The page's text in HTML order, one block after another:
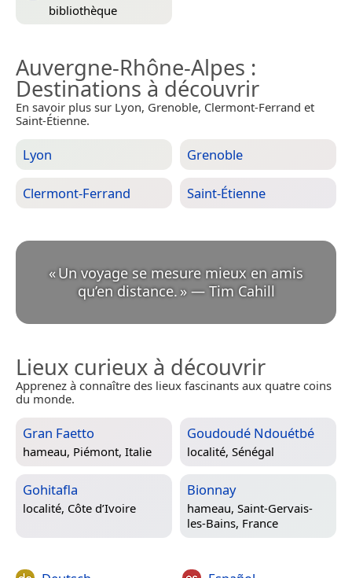
bibliothèque
Auvergne-Rhône-Alpes :
Destinations à découvrir
En savoir plus sur Lyon, Grenoble, Clermont-Ferrand et
Saint-Étienne.
Lyon Grenoble
Clermont-Ferrand Saint-Étienne
«Un voyage se mesure mieux en amis
qu’en distance. » — Tim Cahill
Lieux curieux à découvrir
Apprenez à connaître des lieux fascinants aux quatre coins
du monde.
Gran Faetto
hameau, Piémont, Italie
Goudoudé Ndouétbé
localité, Sénégal
Gohitafla
localité, Côte d’Ivoire
Bionnay
hameau, Saint-Gervais-
les-Bains, France